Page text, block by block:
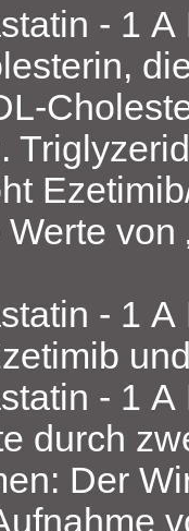
- 1
von
- 1
- 1
durch
Der